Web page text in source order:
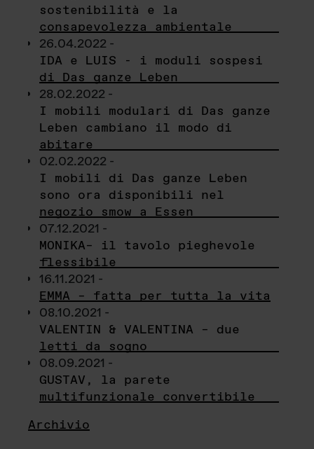
sostenibilità e la
consapevolezza ambientale
26.04.2022 -
IDA e LUIS - i moduli sospesi
di Das ganze Leben
28.02.2022 -
I mobili modulari di Das ganze
Leben cambiano il modo di
abitare
02.02.2022 -
I mobili di Das ganze Leben
sono ora disponibili nel
negozio smow a Essen
07.12.2021 -
MONIKA– il tavolo pieghevole
flessibile
16.11.2021 -
EMMA – fatta per tutta la vita
08.10.2021 -
VALENTIN & VALENTINA – due
letti da sogno
08.09.2021 -
GUSTAV, la parete
multifunzionale convertibile
Archivio